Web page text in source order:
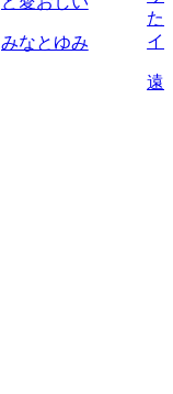
みなとゆみ
た
イ
遠